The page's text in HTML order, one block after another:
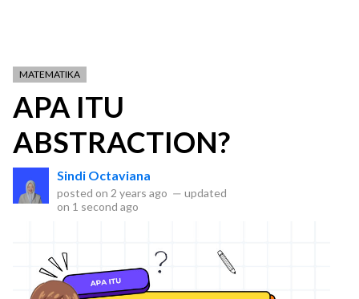
MATEMATIKA
APA ITU
ABSTRACTION?
Sindi Octaviana
posted on 2 years ago — updated
on 1 second ago